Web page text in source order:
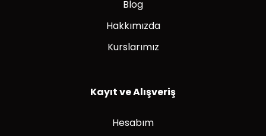
Blog
Hakkımızda
Kurslarımız
Kayıt ve Alışveriş
Hesabım